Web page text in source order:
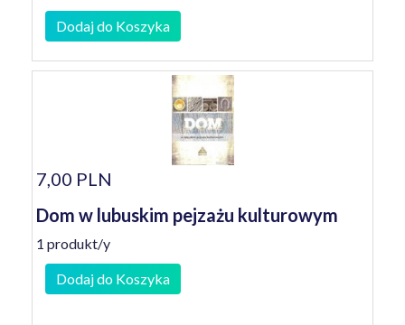
Dodaj do Koszyka
7,00 PLN
Dom w lubuskim pejzażu kulturowym
1 produkt/y
Dodaj do Koszyka